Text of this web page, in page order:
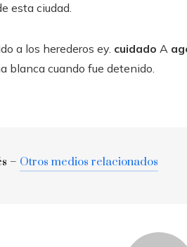
esta ciudad.
a los herederos ey. cuidado A
blanca cuando fue detenido.
– Otros medios relacionados